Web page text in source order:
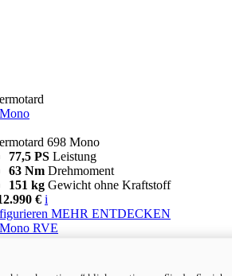
698 Mono
77,5 PS Leistung
63 Nm Drehmoment
151 kg Gewicht ohne Kraftstoff
€ i
MEHR ENTDECKEN
RVE
77,5 PS
Leistung